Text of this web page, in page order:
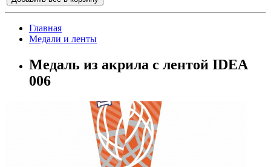
Главная
Медали и ленты
Медаль из акрила с лентой IDEA
006